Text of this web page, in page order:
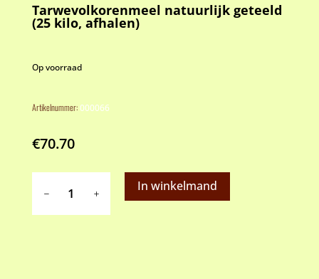
Tarwevolkorenmeel natuurlijk geteeld
(25 kilo, afhalen)
Op voorraad
Artikelnummer:000066
€70.70
natuurlijk
In winkelmand